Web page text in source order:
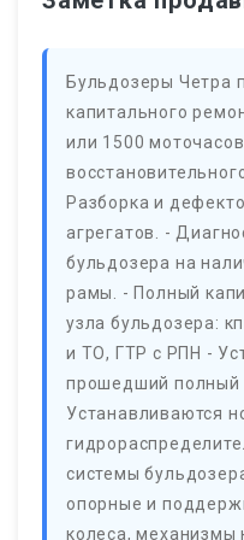
Бульдозеры Четра
капитального
или 1500
Разборка и
агрегатов. -
бульдозера на
рамы. - Полный
узла бульдозера:
и ТО, ГТР с РПН -
прошедший полный
Устанавливаются
системы
опорные и
колеса, механизмы